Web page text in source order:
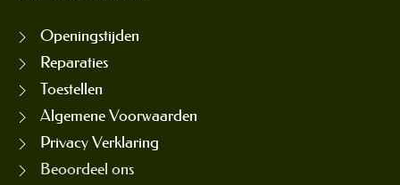
Openingstijden
Reparaties
Toestellen
Algemene Voorwaarden
Privacy Verklaring
Beoordeel ons